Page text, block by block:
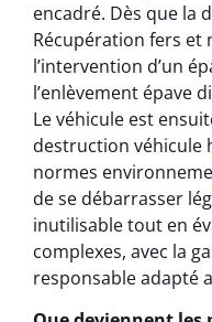
encadré. Dès que la
Récupération fers et
l’intervention d’un
l’enlèvement épave
Le véhicule est
destruction véhicule
normes
de se débarrasser
inutilisable tout en
complexes, avec la
responsable adapté